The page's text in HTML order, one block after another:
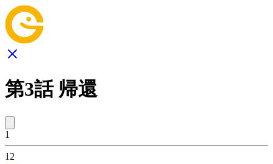
第3話 帰還
1
12